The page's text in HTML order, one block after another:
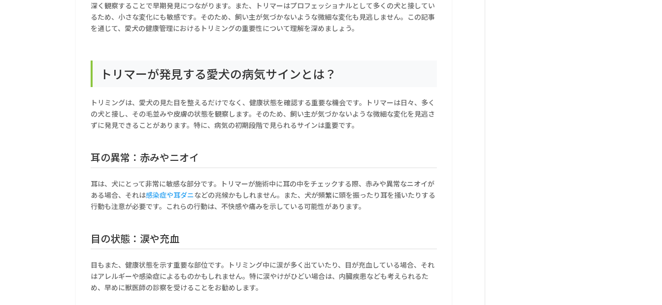
深く観察することで早期発見につながります。また、トリマーはプロフェッショナルとして多くの犬と接してい
るため、小さな変化にも敏感です。そのため、飼い主が気づかないような微細な変化も見逃しません。この記事
を通じて、愛犬の健康管理におけるトリミングの重要性について理解を深めましょう。
トリマーが発見する愛犬の病気サインとは？
トリミングは、愛犬の見た目を整えるだけでなく、健康状態を確認する重要な機会です。トリマーは日々、多く
の犬と接し、その毛並みや皮膚の状態を観察します。そのため、飼い主が気づかないような微細な変化を見逃さ
ずに発見できることがあります。特に、病気の初期段階で見られるサインは重要です。
耳の異常：赤みやニオイ
耳は、犬にとって非常に敏感な部分です。トリマーが施術中に耳の中をチェックする際、赤みや異常なニオイが
ある場合、それは感染症や耳ダニなどの兆候かもしれません。また、犬が頻繁に頭を振ったり耳を掻いたりする
行動も注意が必要です。これらの行動は、不快感や痛みを示している可能性があります。
目の状態：涙や充血
目もまた、健康状態を示す重要な部位です。トリミング中に涙が多く出ていたり、目が充血している場合、それ
はアレルギーや感染症によるものかもしれません。特に涙やけがひどい場合は、内臓疾患なども考えられるた
め、早めに獣医師の診察を受けることをお勧めします。